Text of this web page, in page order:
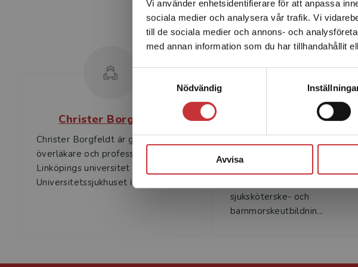
Vi använder enhetsidentifierare för att anpassa
sociala medier och analysera vår trafik. Vi
till de sociala medier och annons- och
med annan information som du har tillhandahållit
Nödvändig
Avvisa
Det verkar som
enhet utanför
Sverige. För att
leveransadressen
Christer Borgfeldt
Christer Borgfeldt är gynekolog,
överläkare och professor vid
Linköpings universitet och
Universitetssjukhuset i Linköping.
Ingela Sjöblom
Ingela Sjöblom är
barnmorska, disputerad i
sjuksköterske- och
barnmorskeutbildnin...